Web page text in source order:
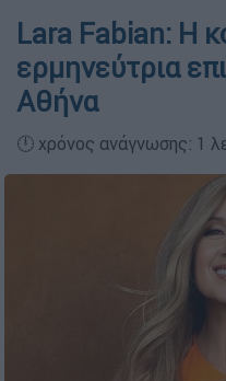
Lara Fabian: Η
ερμηνεύτρια
Αθήνα
🕛 χρόνος ανάγνωσης: 1